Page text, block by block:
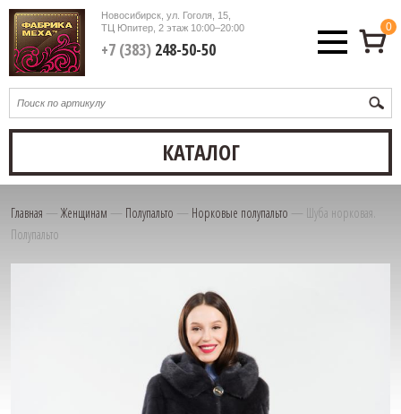
Новосибирск, ул. Гоголя, 15,
ТЦ Юпитер, 2 этаж10:00–20:00
+7 (383)248-50-50
0
КАТАЛОГ
Главная — Женщинам — Полупальто — Норковые полупальто — Шуба норковая.
Полупальто